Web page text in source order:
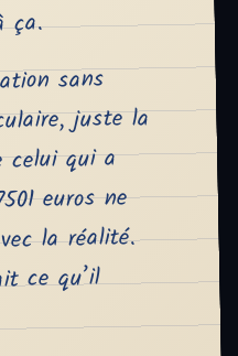
ça.
sans
juste la
celui qui a
euros ne
la réalité.
ce qu’il